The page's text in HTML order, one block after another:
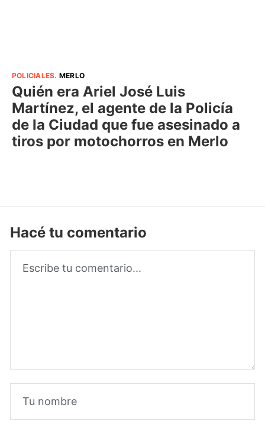
POLICIALES. MERLO
Quién era Ariel José Luis
Martínez, el agente de la Policía
de la Ciudad que fue asesinado a
tiros por motochorros en Merlo
Hacé tu comentario